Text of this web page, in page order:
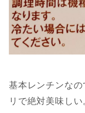
基本レンチンな
リで絶対美味しい